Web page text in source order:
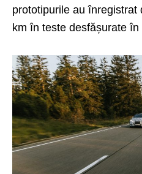
prototipurile au înregistrat
km în teste desfășurate